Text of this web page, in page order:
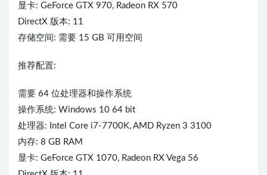
显卡: GeForce GTX 970, Radeon RX 570
DirectX 版本: 11
存储空间: 需要 15 GB 可用空间
推荐配置:
需要 64 位处理器和操作系统
操作系统: Windows 10 64 bit
处理器: Intel Core i7-7700K, AMD Ryzen 3 3100
内存: 8 GB RAM
显卡: GeForce GTX 1070, Radeon RX Vega 56